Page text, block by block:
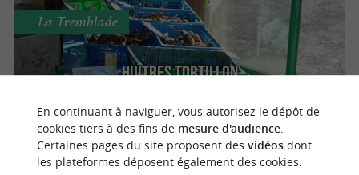
Huîtres Tortillon
à La Tremblade
La Tremblade
En continuant à naviguer, vous autorisez le dépôt de
cookies tiers à des fins de mesure d'audience.
Certaines pages du site proposent des vidéosdont
les plateformes déposent également des cookies.